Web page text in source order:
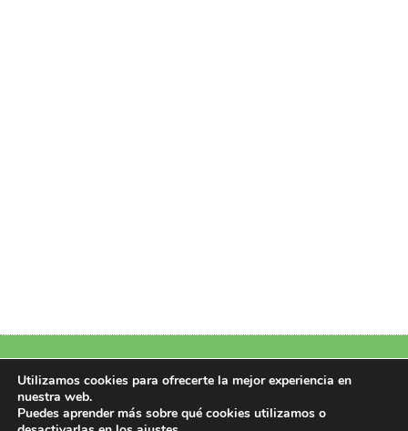
Política de Privacidad |Política de Cookies |Aviso Legal|Más información
Copyright 2026 © Design by Perfectoweb.Net
Utilizamos cookies para ofrecerte la mejor experiencia en
nuestra web.
Puedes aprender más sobre qué cookies utilizamos o